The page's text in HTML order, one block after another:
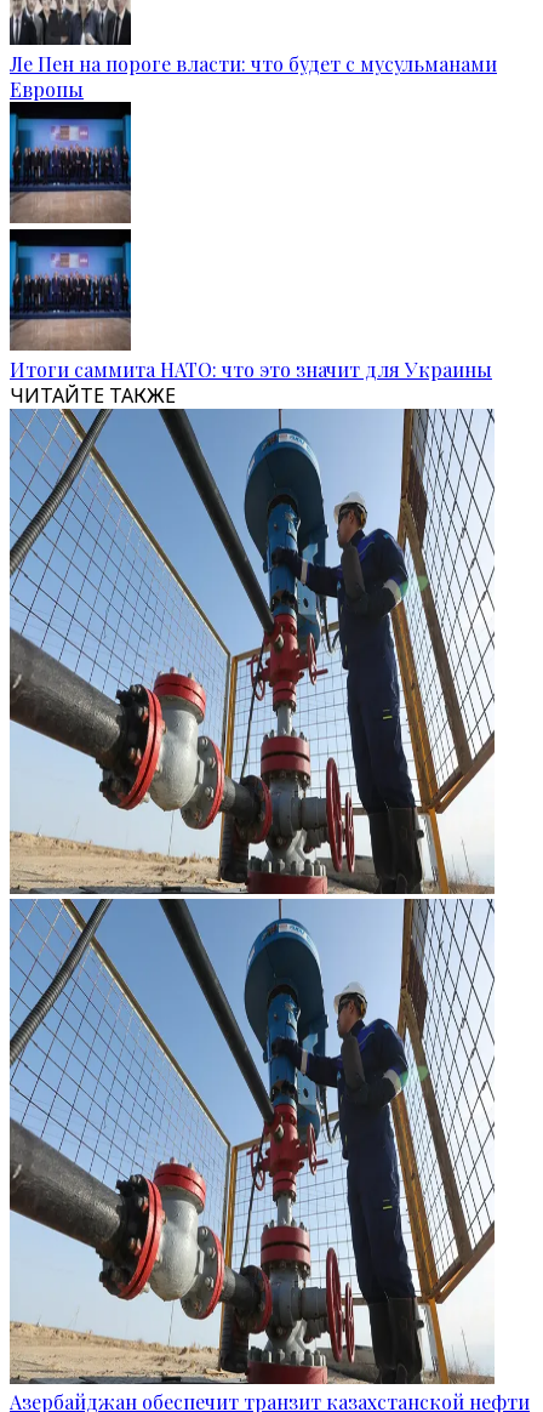
Ле Пен на пороге власти: что будет с мусульманами
Европы
Итоги саммита НАТО: что это значит для Украины
ЧИТАЙТЕ ТАКЖЕ
Азербайджан обеспечит транзит казахстанской нефти